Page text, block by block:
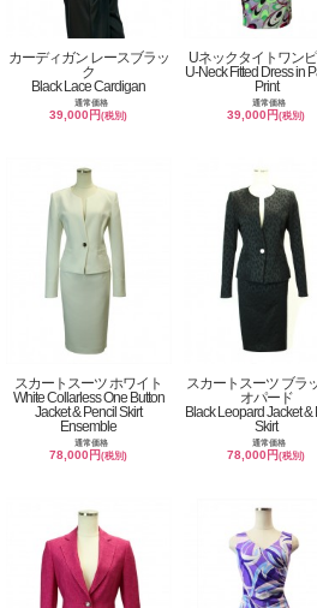
カーディガン レースブラッ
ク
Black Lace Cardigan
通常価格
39,000円(税別)
Uネックタイトワン
U-Neck Fitted Dress in
Print
通常価格
39,000円(税別)
スカートスーツ ホワイト
White Collarless One Button
Jacket & Pencil Skirt
Ensemble
通常価格
78,000円(税別)
スカートスーツ ブラ
オパード
Black Leopard Jacket &
Skirt
通常価格
78,000円(税別)